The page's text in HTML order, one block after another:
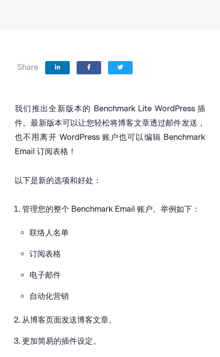
Share
我们推出全新版本的 Benchmark Lite WordPress 插
件。最新版本可以让您轻松将博客文章透过邮件发送，
也不用离开 WordPress 账户也可以编辑 Benchmark
Email 订阅表格！
以下是新的选项和好处：
管理您的整个 Benchmark Email 账户。举例如下：
联络人名单
订阅表格
电子邮件
自动化营销
从博客页面发送博客文章。
更加简易的插件设定。